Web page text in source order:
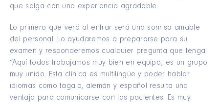
que salga con una experiencia agradable.
Lo primero que verá al entrar será una sonrisa amable
del personal. Lo ayudaremos a prepararse para su
examen y responderemos cualquier pregunta que tenga.
“Aquí todos trabajamos muy bien en equipo; es un grupo
muy unido. Esta clínica es multilingüe y poder hablar
idiomas como tagalo, alemán y español resulta una
ventaja para comunicarse con los pacientes. Es muy